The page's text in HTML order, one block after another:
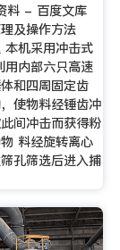
料 - 百度文库
及操作方法
本机采用冲击式
用内部六只高速
和四周固定齿
使物料经锤齿冲
间冲击而获得粉
料经旋转离心
孔筛选后进入捕